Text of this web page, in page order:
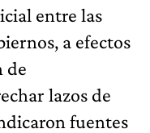
entre las
a efectos
de
lazos de
fuentes